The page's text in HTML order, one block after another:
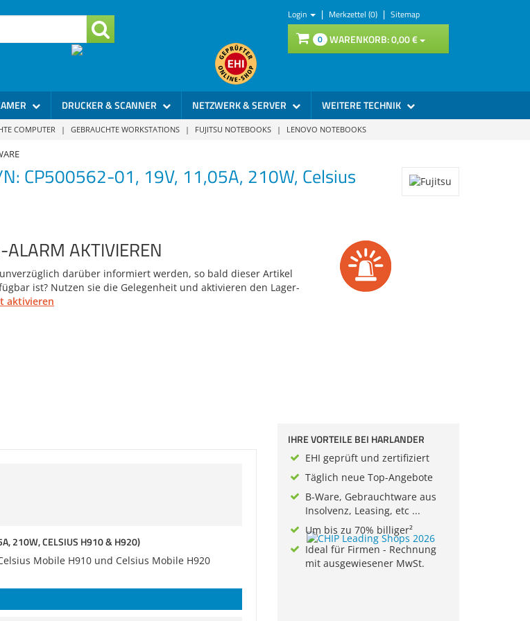
Login | Merkzettel (0) | Sitemap
0 WARENKORB:0,00€
DRUCKER & SCANNER NETZWERK & SERVER WEITERE TECHNIK
COMPUTER | GEBRAUCHTE WORKSTATIONS | FUJITSU NOTEBOOKS | LENOVO NOTEBOOKS
CP500562-01, 19V, 11,05A, 210W, Celsius
ALARM AKTIVIEREN
darüber informiert werden, so bald dieser Artikel
ist? Nutzen sie die Gelegenheit und aktivieren den Lager-
aktivieren
210W, CELSIUS H910 & H920)
Mobile H910 und Celsius Mobile H920
IHRE VORTEILE BEI HARLANDER
EHI geprüft und zertifiziert
Täglich neue Top-Angebote
B-Ware, Gebrauchtware aus
Insolvenz, Leasing, etc ...
Um bis zu 70% billiger²
Ideal für Firmen - Rechnung
mit ausgewiesener MwSt.